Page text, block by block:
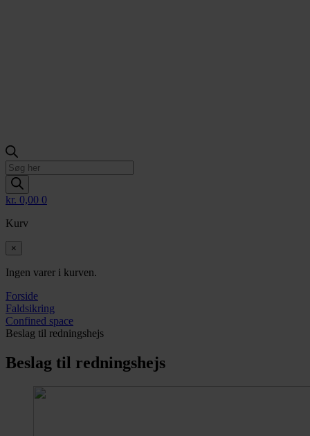
Products
search
kr. 0,00 0
Kurv
×
Ingen varer i kurven.
Forside
Faldsikring
Confined space
Beslag til redningshejs
Beslag til redningshejs